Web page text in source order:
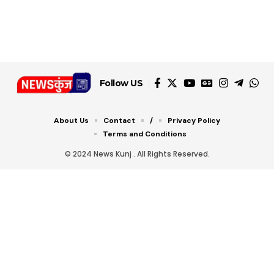
Follow US
© 2024 News Kunj . All Rights Reserved.
About Us Contact /
Privacy Policy
Terms and Conditions